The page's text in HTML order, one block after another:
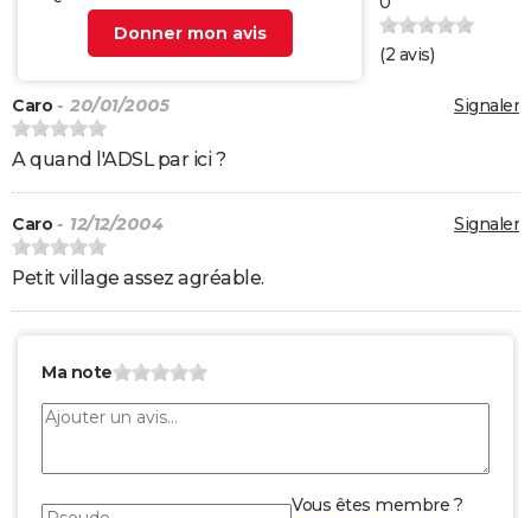
Donner mon avis
(2 avis)
Signaler
Caro - 20/01/2005
A quand l'ADSL par ici ?
Signaler
Caro - 12/12/2004
Petit village assez agréable.
Ma note
Vous êtes membre ?